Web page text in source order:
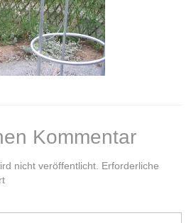
neu gestalten
aus Fahrradschlauch
Gutenstein
Kommentar
nicht veröffentlicht. Erforderliche